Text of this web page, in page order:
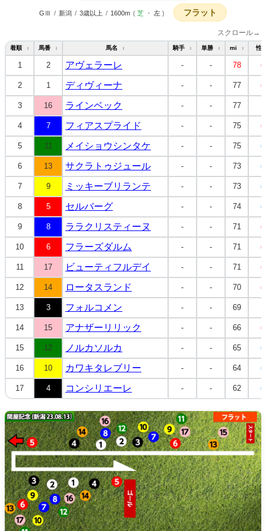
GⅢ / 新潟 / 3歳以上 / 1600m ( 芝 ・ 左 ) フラット
スクロール→
着順 ↕ 馬番 ↕ 馬名 ↕ 騎手 ↕ 単勝 ↕ mi ↕ 性
1 2 アヴェラーレ - - 78
2 1 ディヴィーナ - - 77
3 16 ラインベック - - 77
4 7 フィアスプライド - - 75
5 11 メイショウシンタケ - - 75
6 13 サクラトゥジュール - - 73
7 9 ミッキーブリランテ - - 73
8 5 セルバーグ - - 74
9 8 ララクリスティーヌ - - 71
10 6 フラーズダルム - - 71
11 17 ビューティフルデイ - - 71
12 14 ロータスランド - - 70
13 3 フォルコメン - - 69
14 15 アナザーリリック - - 66
15 12 ノルカソルカ - - 65
16 10 カワキタレブリー - - 64
17 4 コンシリエーレ - - 62